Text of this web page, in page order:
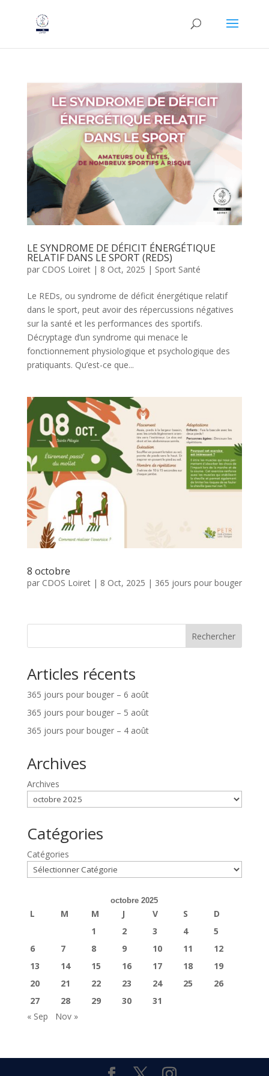
LE SYNDROME DE DÉFICIT ÉNERGÉTIQUE
RELATIF DANS LE SPORT (REDS)
par CDOS Loiret| 8 Oct, 2025 | Sport Santé
Le REDs, ou syndrome de déficit énergétique relatif
dans le sport, peut avoir des répercussions négatives
sur la santé et les performances des sportifs.
Décryptage d’un syndrome qui menace le
fonctionnement physiologique et psychologique des
pratiquants. Qu’est-ce que...
8 octobre
par CDOS Loiret| 8 Oct, 2025 | 365 jours pour bouger
Rechercher
Articles récents
365 jours pour bouger – 6 août
365 jours pour bouger – 5 août
365 jours pour bouger – 4 août
Archives
Archives
Catégories
Catégories
octobre 2025
L M M J V S
D
1
2 3 4
5
6
7 8 9 10 11
12
13
14 15 16 17 18
19
20
21 22 23 24 25
26
27
28 29 30
31
« Sep
Nov »